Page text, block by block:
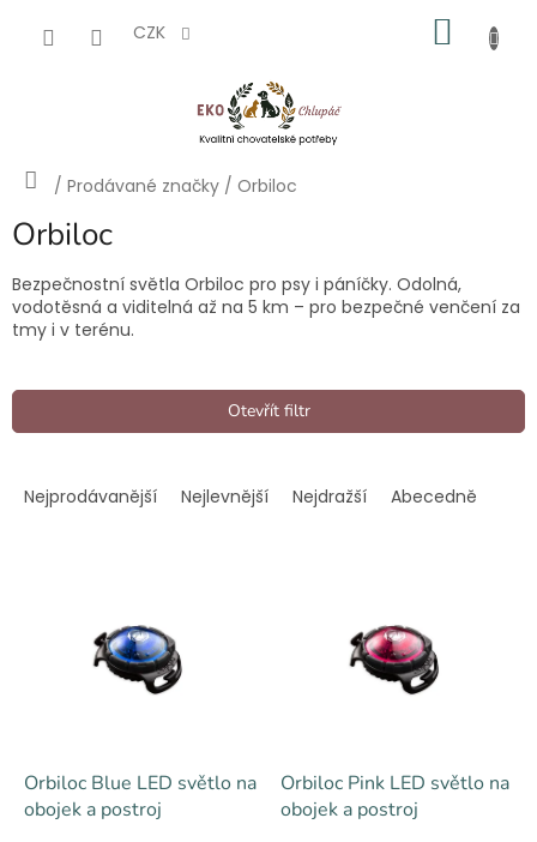
CZK
Domů
/ Prodávané značky / Orbiloc
Orbiloc
Bezpečnostní světla Orbiloc pro psy i páníčky. Odolná,
vodotěsná a viditelná až na 5 km – pro bezpečné venčení za
tmy i v terénu.
Otevřít filtr
Nejprodávanější Nejlevnější Nejdražší Abecedně
Orbiloc Blue LED světlo na
obojek a postroj
Orbiloc Pink LED světlo na
obojek a postroj